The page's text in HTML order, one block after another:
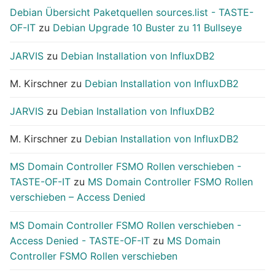
Debian Übersicht Paketquellen sources.list - TASTE-
OF-IT zu Debian Upgrade 10 Buster zu 11 Bullseye
JARVIS zu Debian Installation von InfluxDB2
M. Kirschner zu Debian Installation von InfluxDB2
JARVIS zu Debian Installation von InfluxDB2
M. Kirschner zu Debian Installation von InfluxDB2
MS Domain Controller FSMO Rollen verschieben -
TASTE-OF-IT zu MS Domain Controller FSMO Rollen
verschieben – Access Denied
MS Domain Controller FSMO Rollen verschieben -
Access Denied - TASTE-OF-IT zu MS Domain
Controller FSMO Rollen verschieben